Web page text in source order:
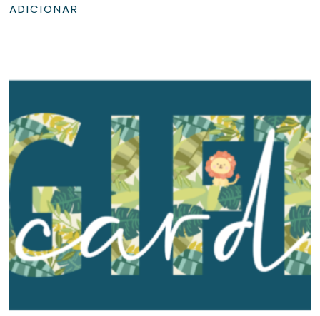
ADICIONAR